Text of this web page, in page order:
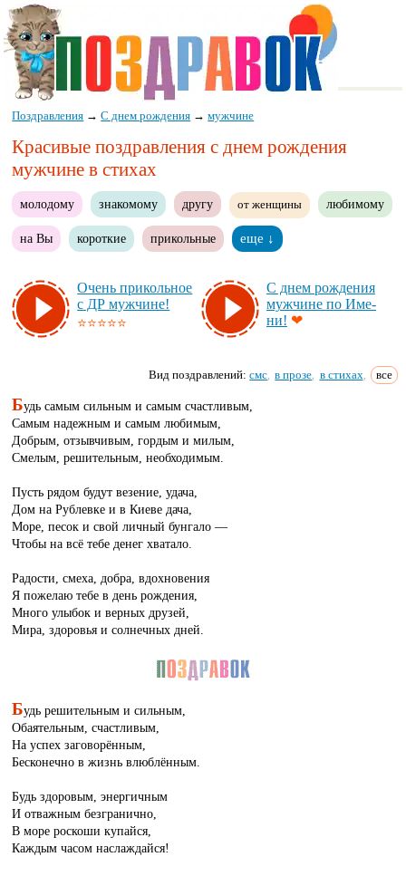
Поздравления →С днем рождения →мужчине
Красивые поздравления с днем рождения
мужчине в стихах
молодому знакомому другу от женщины любимому
на Вы короткие прикольные еще ↓
Очень при­коль­ное
с ДР муж­чи­не!
⭐⭐⭐⭐⭐
С днем рож­де­ния
муж­чи­не по Име­
ни! ❤
Вид поздравлений:смс в прозе в стихах все
Будь самым сильным и самым счастливым,
Самым надежным и самым любимым,
Добрым, отзывчивым, гордым и милым,
Смелым, решительным, необходимым.
Пусть рядом будут везение, удача,
Дом на Рублевке и в Киеве дача,
Море, песок и свой личный бунгало —
Чтобы на всё тебе денег хватало.
Радости, смеха, добра, вдохновения
Я пожелаю тебе в день рождения,
Много улыбок и верных друзей,
Мира, здоровья и солнечных дней.
Будь решительным и сильным,
Обаятельным, счастливым,
На успех заговорённым,
Бесконечно в жизнь влюблённым.
Будь здоровым, энергичным
И отважным безгранично,
В море роскоши купайся,
Каждым часом наслаждайся!